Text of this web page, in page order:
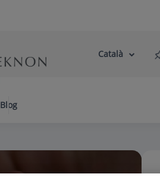
Selector
Llenguatge
Català
Blog